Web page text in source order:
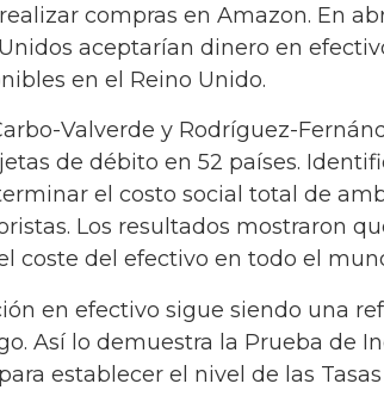
compras en Amazon. En
aceptarían dinero en
en el Reino Unido.
Valverde y Rodríguez-
de débito en 52 países.
el costo social total de
Los resultados mostraron
coste del efectivo en todo el
en efectivo sigue siendo una
Así lo demuestra la Prueba de
establecer el nivel de las